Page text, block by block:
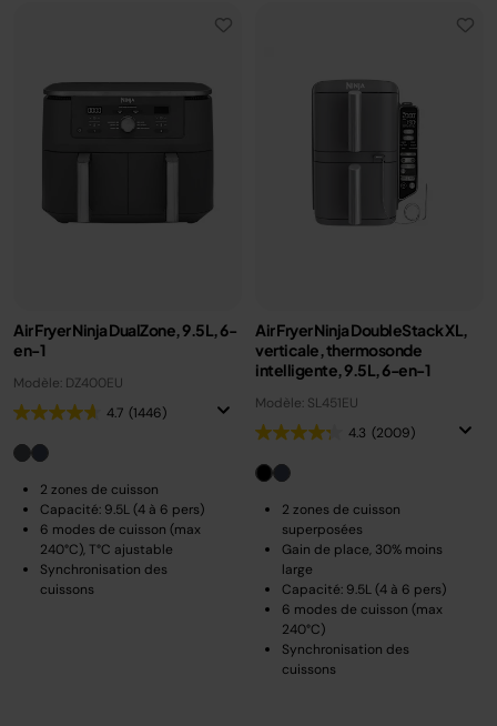
Air Fryer Ninja DualZone, 9.5L, 6-
en-1
Modèle: DZ400EU
4.7 (1446)
2 zones de cuisson
Capacité: 9.5L (4 à 6 pers)
6 modes de cuisson (max
240°C), T°C ajustable
Synchronisation des
cuissons
Air Fryer Ninja DoubleStack XL,
verticale, thermosonde
intelligente, 9.5L, 6-en-1
Modèle: SL451EU
4.3 (2009)
2 zones de cuisson
superposées
Gain de place, 30% moins
large
Capacité: 9.5L (4 à 6 pers)
6 modes de cuisson (max
240°C)
Synchronisation des
cuissons